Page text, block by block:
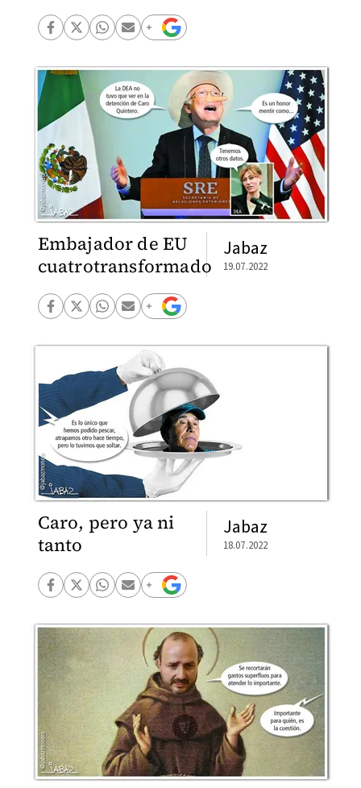
Embajador de EU
cuatrotransformado
Jabaz
19.07.2022
Caro, pero ya ni
tanto
Jabaz
18.07.2022